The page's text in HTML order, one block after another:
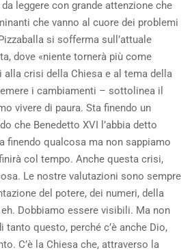
leggere con grande attenzione che
che vanno al cuore dei problemi
si sofferma sull’attuale
dove «niente tornerà più come
alla crisi della Chiesa e al tema della
i cambiamenti – sottolinea il
vivere di paura. Sta finendo un
che Benedetto XVI l’abbia detto
finendo qualcosa ma non sappiamo
col tempo. Anche questa crisi,
Le nostre valutazioni sono sempre
del potere, dei numeri, della
Dobbiamo essere visibili. Ma non
tanto questo, perché c’è anche Dio,
C’è la Chiesa che, attraverso la